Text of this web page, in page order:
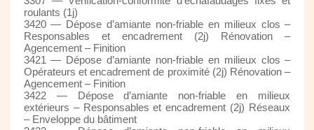
roulants (1j)
3420 — Dépose d’amiante non-friable en milieux clos –
Responsables et encadrement (2j) Rénovation –
Agencement – Finition
3421 — Dépose d’amiante non-friable en milieux clos –
Opérateurs et encadrement de proximité (2j) Rénovation –
Agencement – Finition
3422 — Dépose d’amiante non-friable en milieux
extérieurs – Responsables et encadrement (2j) Réseaux
– Enveloppe du bâtiment